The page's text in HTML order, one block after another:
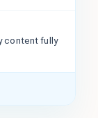
content fully